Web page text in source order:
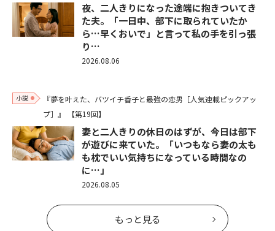
夜、二人きりになった途端に抱きついてき
た夫。「一日中、部下に取られていたか
ら…早くおいで」と言って私の手を引っ張
り…
2026.08.06
小説
『夢を叶えた、バツイチ香子と最強の恋男［人気連載ピックアッ
プ］』
【第19回】
妻と二人きりの休日のはずが、今日は部下
が遊びに来ていた。「いつもなら妻の太も
も枕でいい気持ちになっている時間なの
に…」
2026.08.05
もっと見る